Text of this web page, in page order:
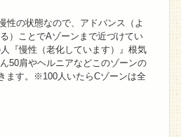
性の状態なので、アドバンス（よ
）ことでAゾーンまで近づけてい
『慢性（老化しています）』根気
50肩やヘルニアなどこのゾーンの
ます。※100人いたらCゾーンは全